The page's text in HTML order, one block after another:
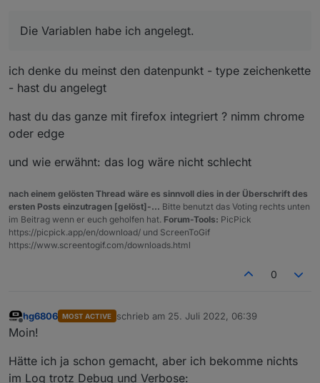
"Instanz ist deaktiviert"
Fehlen da noch Adapter? Ich habe nur erst einmal
Die Variablen habe ich angelegt.
ich denke du meinst den datenpunkt - type zeichenkette
- hast du angelegt
hast du das ganze mit firefox integriert ? nimm chrome
oder edge
und wie erwähnt: das log wäre nicht schlecht
nach einem gelösten Thread wäre es sinnvoll dies in der Überschrift des
ersten Posts einzutragen [gelöst]-... Bitte benutzt das Voting rechts unten
im Beitrag wenn er euch geholfen hat. Forum-Tools: PicPick
https://picpick.app/en/download/ und ScreenToGif
https://www.screentogif.com/downloads.html
0
Offline
hg6806 MOST ACTIVE schrieb am 25. Juli 2022, 06:39
zuletzt editiert von
Moin!
Hätte ich ja schon gemacht, aber ich bekomme nichts
im Log trotz Debug und Verbose: